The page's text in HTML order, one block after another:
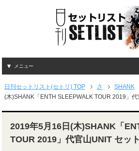
メニュー
日刊セットリスト(セトリ) TOP さ SHANK
(木)SHANK「ENTH SLEEPWALK TOUR 2019」代
2019年5月16日(木)SHANK「
TOUR 2019」代官山UNIT セッ